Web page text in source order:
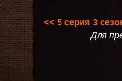
<< 5 серия 3
Для